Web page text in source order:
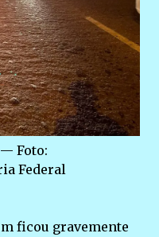
— Foto:
Federal
ficou gravemente